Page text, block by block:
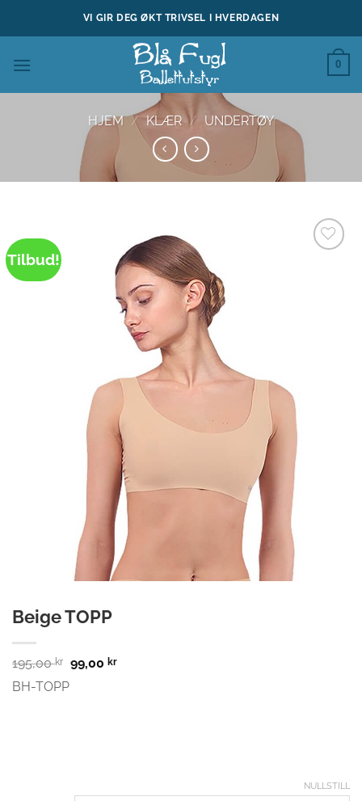
VI GIR DEG ØKT TRIVSEL I HVERDAGEN
0
HJEM / KLÆR / UNDERTØY
Tilbud!
Beige TOPP
195,00kr
Opprinnelig
var:
99,00 krNåværende
BH-TOPP
NULLSTILL